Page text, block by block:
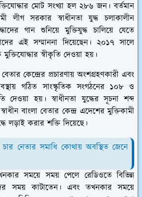
মোট সংখ্যা হল ২৮৬ জন। বর্তমান
লীগ সরকার স্বাধীনতা যুদ্ধ চলাকালীন
গান শুনিয়ে মুক্তিযুদ্ধ চালিয়ে যেতে
এই সম্মাননা দিয়েছেন। ২০১৭ সালে
স্বীকৃতি দেওয়া হয়।
কেন্দ্রের প্রচারণায় অংশগ্রহণকারী এবং
গঠিত সাংস্কৃতিক সংগঠনের ১০৮ ও
দেওয়া হয়। স্বাধীনতা যুদ্ধের সূচনা শব্দ
বাংলা বেতার কেন্দ্র এদেশের মুক্তিকামী
লড়াই করার শক্তি দিয়েছে।
নেতার সমাধি কোথায় অবস্থিত জেনে
সময়ে সময় পেলে রেডিওতে বিভিন্ন
সময় কাটাতেন। এবং তখনকার সময়ে